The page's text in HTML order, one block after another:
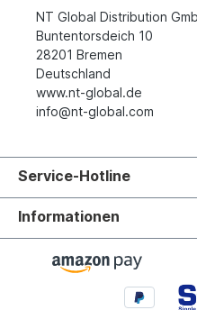
NT Global Distribution
Buntentorsdeich 10
28201 Bremen
Deutschland
www.nt-global.de
info@nt-global.com
Service-Hotline
Informationen